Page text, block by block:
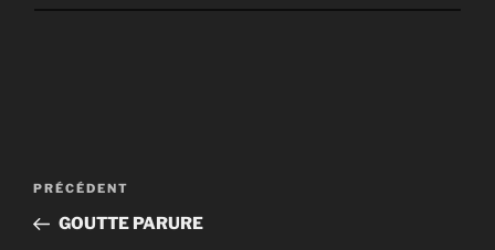
Navigation
l’article
Article
précédent
PRÉCÉDENT
GOUTTE PARURE